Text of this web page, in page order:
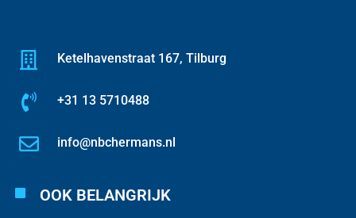
Ketelhavenstraat 167, Tilburg
+31 13 5710488
info@nbchermans.nl
OOK BELANGRIJK